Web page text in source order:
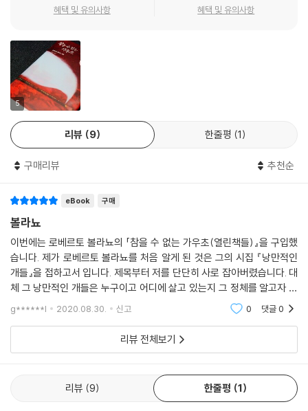
연이 해독제를 찾을 수 있는 유일한 곳일지도 모릅니다. ---「문학+병=병」
글래머들의 쇄도에 맞서 세르히오 피톨, 페르난도 바예호, 리카르도 피글
리아가 뭘 할 수 있을까요? 별로 없지요. 문학밖에는. 하지만 문학은 순전
히 생존을 위한 것 이상의 찬란한 뭔가를 얻지 못하면 쓸데없는 짓입니다.
문학은, 특히 라틴 아메리카에선 ─ 스페인도 마찬가지인 것 같지만 ─ 분
명 사회적으로 성공해야 의미가 있죠. 다시 말해, 엄청난 인쇄 부수에 서른
개 이상의 언어로 번역되고(스무 개 언어 정도는 알겠지만 스물다섯 개가
바 루나의 마술적 사실주의 아바타들에 감동할 미얀마의 독자들과 출판 산
단한 인물들과 저녁 식사를 하는 것입니다(그러면 아스나르 총리가 세르
누다를 유창하게 읽듯 빌 클린턴이 『허 클 베 리 핀 의 모험』의 한 구절을 통
째로 외워서 낭송할 수 있는지 확인할 수 있을 테죠).
---「크툴루 신화」 중에서
“내가 쓴 모든 글은 내 세대에게 보내는 연애편지이자 작별의 편지이다.”
볼라뇨는 말한다. 작가가 된다는 것은 마지막에 기다리고 있는 것이 패배
이며, 그리하여 도망쳐야 한다는 걸 알지만 그래도 기꺼이 거기에 맞서 싸
우고자 하는 용기를 갖는 일이라고. 일체가 파국으로 치닫고 종국에는 소
멸할 수밖에 없는 것이 운명이라 해도, 그 종착지가 어디든 쉬지 않고 여행
탐험하는 여행자가 됨으로써 독자를 그 여행에 불러들이는 볼라뇨. 그는
자]가 되도록 부추긴다. 죽음의 목전에서 그가 손수 넘긴 이 작품은 [작가
의 죽음]과 자신의 죽음을 받아들이며 독자를 살려 내고자 한 볼라뇨의 마
지막 몸짓이다.
그가 남긴 이야기들
자신의 문학 세계를 [메타텍스트적 유희]라고 할 만큼 기성 작품과 무수한
유감없이 발휘된다. 그리하여 카프카, 보르헤스, 코르타사르, 가우초 문학,
환상 문학 등 문학의 경계를 가로지르며 다양한 층위와의 접속과 분절을
첫 번째 단편 「짐」은 유령의 얼굴을 마주하고 죽음을 향해 나아가며 [시인
혜택 및 유의사항 혜택 및 유의사항
5
리뷰 9 한줄평 1
구매리뷰 추천순
eBook 구매
볼라뇨
이번에는 로베르토 볼라뇨의 「참을 수 없는 가우초(열린책들)』을 구입했
습니다. 제가 로베르토 볼라뇨를 처음 알게 된 것은 그의 시집 『낭만적인
개들』을 접하고서 입니다. 제목부터 저를 단단히 사로 잡아버렸습니다. 대
체 그 낭만적인 개들은 누구이고 어디에 살고 있는지 그 정체를 알고자 덥
석 붙들어버렸어요. 청춘, 또 청춘. 얼마나 뜨거웠던가를 아직도 잘 기억하
고 있습니다.
g******l 2020.08.30. 신고 0 댓글0
리뷰 전체보기
리뷰 9 한줄평 1